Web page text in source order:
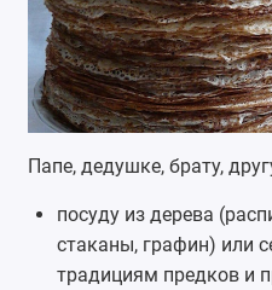
Папе, дедушке, брату,
посуду из дерева
стаканы, графин) или
традициям предков и